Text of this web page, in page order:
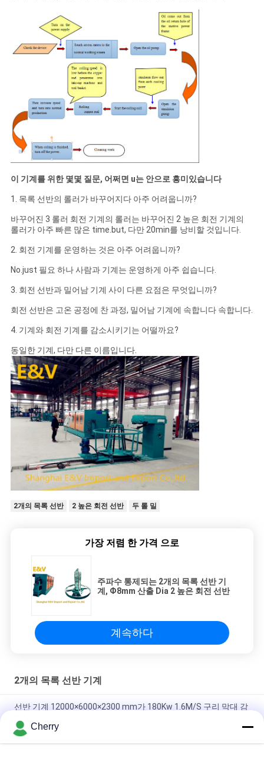
이 기계를 위한 몇몇 질문, 어쩌면 u는 안으로 흥미있습니다
1. 목록 선반의 롤러가 바꾸어지다 아주 어려웁니까?
바꾸어진 3 롤러 회전 기계의 롤러는 바꾸어진 2 높은 회전 기계의
롤러가 아주 빠른 많은 time.but, 다만 20min를 낭비할 것입니다.
2. 회전 기계를 운영하는 것은 아주 어려웁니까?
No.just 필요 하나 사람과 기계는 운영하게 아주 쉽습니다.
3. 회전 선반과 밀어남 기계 사이 다른 요점은 무엇입니까?
회전 선반은 고온 공정에 찬 과정, 밀어남 기계에 속합니다 속합니다.
4. 기계와 회전 기계를 감소시키기는 어떨까요?
동일한 기계, 다만 다른 이름입니다.
2개의 목록 선반 2 높은 회전 선반 두 롤 밀
가장 저렴 한 가격 으로
주파수 통제되는 2개의 목록 선반 기
계, Ф8mm 산출 Dia 2 높은 회전 선반
계속하다
2개의 목록 선반 기계
선반 기계 12000×6000×2300 mm가 180Kw 1.6M/S 구리 막대 감
14.4-8 mm 다기능 편평한 회전 선반/Moly-B 금속 회전 선반 기계
Cherry